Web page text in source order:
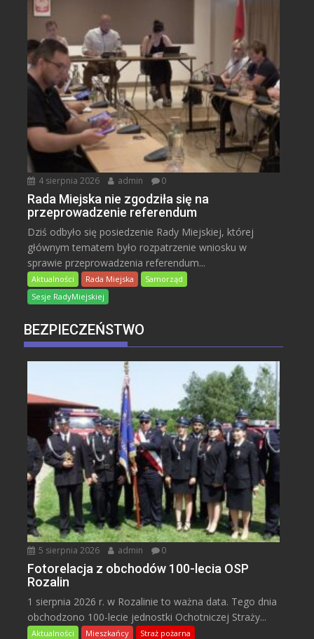
4 sierpnia 2026 admin 0
Rada Miejska nie zgodziła się na
przeprowadzenie referendum
Dziś odbyło się posiedzenie Rady Miejskiej, której
głównym tematem było rozpatrzenie wniosku w
sprawie przeprowadzenia referendum...
Aktualności Rada Miejska
Samorząd
Sesje RadyMiejskiej
BEZPIECZEŃSTWO
5 sierpnia 2026 admin 0
Fotorelacja z obchodów 100-lecia OSP
Rozalin
1 sierpnia 2026 r. w Rozalinie to ważna data. Tego dnia
obchodzono 100-lecie jednostki Ochotniczej Straży...
Aktualności Mieszkańcy Straż pożarna